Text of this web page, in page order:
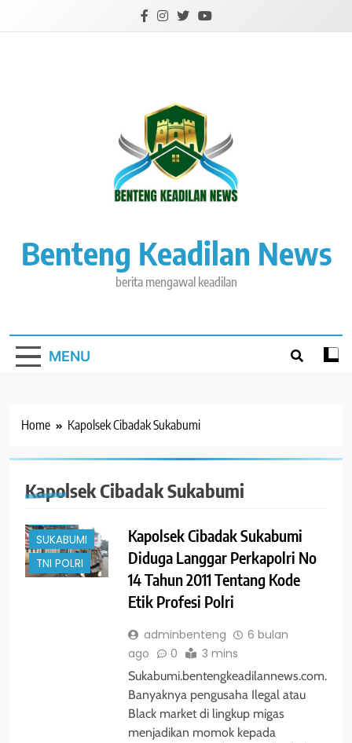
Benteng Keadilan News
berita mengawal keadilan
MENU
Home Kapolsek Cibadak Sukabumi
Kapolsek Cibadak Sukabumi
HUKUM
BARAT
KELUH
KESAH
SUKABUMI
TNI POLRI
Kapolsek Cibadak Sukabumi
Diduga Langgar Perkapolri No
14 Tahun 2011 Tentang Kode
Etik Profesi Polri
adminbenteng
6 bulan
ago
0 3 mins
Sukabumi.bentengkeadilannews.com.
Banyaknya pengusaha Ilegal atau
Black market di lingkup migas
menjadikan momok kepada